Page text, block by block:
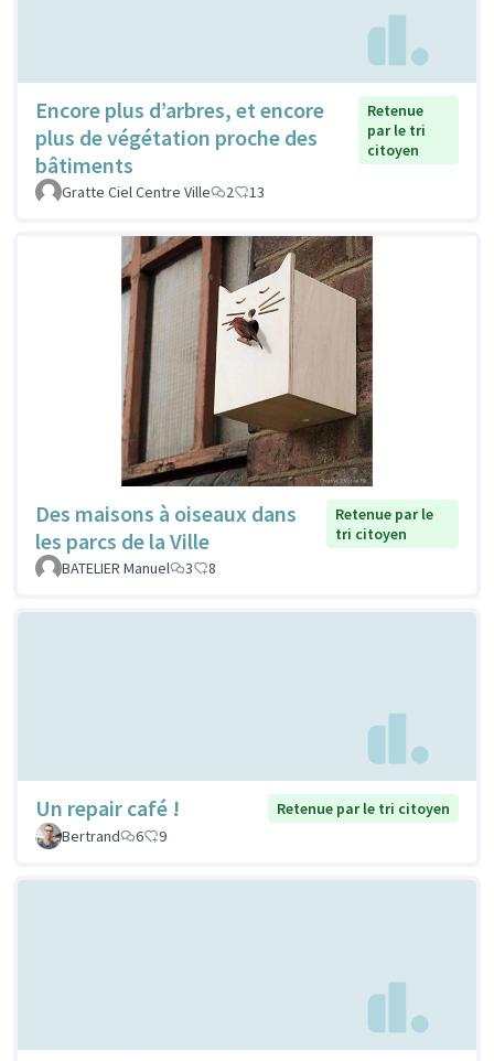
Encore plus d’arbres, et encore
plus de végétation proche des
bâtiments
Retenue
par le tri
citoyen
Gratte Ciel Centre Ville 2 13
Des maisons à oiseaux dans
les parcs de la Ville
Retenue par le
tri citoyen
BATELIER Manuel
3 8
Un repair café !
Retenue par le tri citoyen
Bertrand
6 9